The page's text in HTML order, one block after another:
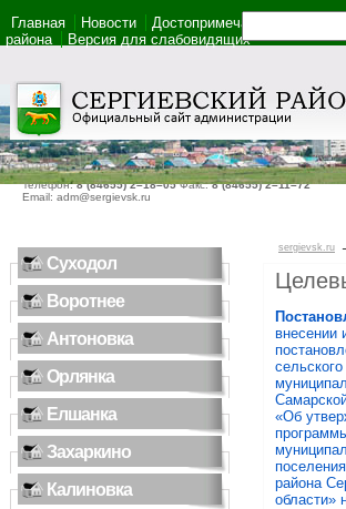
446540, Самарская область, село Сергиевск, ул. Ленина,
Телефон:8 (84655) 2–18–05Факс:8 (84655) 2–11–72
Email: adm@sergievsk.ru
Главная Новости Достопримечательности
района
Версия для слабовидящих
Суходол
Воротнее
Антоновка
Орлянка
Елшанка
Захаркино
Калиновка
sergievsk.ru
внесении
«Об
района
области»